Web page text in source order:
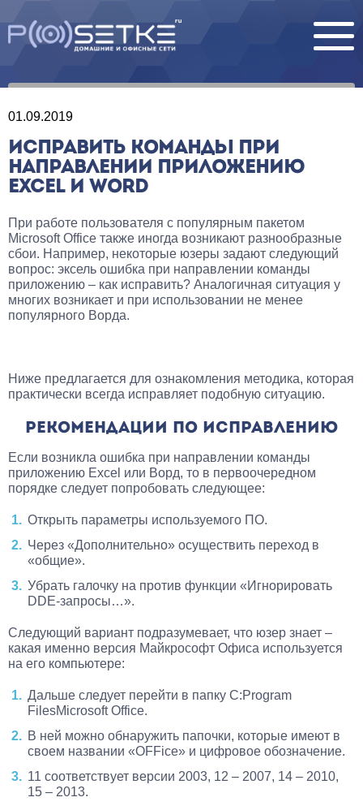
01.09.2019
ИСПРАВИТЬ КОМАНДЫ ПРИ
НАПРАВЛЕНИИ ПРИЛОЖЕНИЮ
EXCEL И WORD
При работе пользователя с популярным пакетом
Microsoft Office также иногда возникают разнообразные
сбои. Например, некоторые юзеры задают следующий
вопрос: эксель ошибка при направлении команды
приложению – как исправить? Аналогичная ситуация у
многих возникает и при использовании не менее
популярного Ворда.
Ниже предлагается для ознакомления методика, которая
практически всегда исправляет подобную ситуацию.
РЕКОМЕНДАЦИИ ПО ИСПРАВЛЕНИЮ
Если возникла ошибка при направлении команды
приложению Excel или Ворд, то в первоочередном
порядке следует попробовать следующее:
Открыть параметры используемого ПО.
Через «Дополнительно» осуществить переход в
«общие».
Убрать галочку на против функции «Игнорировать
DDE-запросы…».
Следующий вариант подразумевает, что юзер знает –
какая именно версия Майкрософт Офиса используется
на его компьютере:
Дальше следует перейти в папку C:Program
FilesMicrosoft Office.
В ней можно обнаружить папочки, которые имеют в
своем названии «OFFice» и цифровое обозначение.
11 соответствует версии 2003, 12 – 2007, 14 – 2010,
15 – 2013.